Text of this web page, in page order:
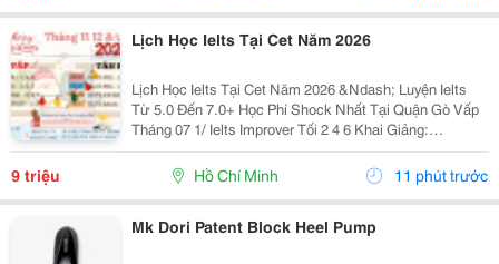
Lịch Học Ielts Tại Cet Năm 2026
Lịch Học Ielts Tại Cet Năm 2026 &Ndash; Luyện Ielts
Từ 5.0 Đến 7.0+ Học Phí Shock Nhất Tại Quận Gò Vấp
Tháng 07 1/ Ielts Improver Tối 2 4 6 Khai Giảng:
13/07/2026 Khung Giờ: 18:00 Đến 21:00 Học Phí Ưu Đãi
5% Khi Đăng Ký 2/ Ielts...
9 triệu Hồ Chí Minh 11 phút trước
Mk Dori Patent Block Heel Pump